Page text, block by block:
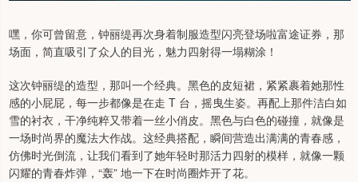
嘿，你可曾留意，钟丽缇再次身着制服造型闪亮登场啦富途证券，那
场面，简直吸引了众人的目光，魅力四射得一塌糊涂！
这次钟丽缇的造型，那叫一个经典。黑色的皮短裙，紧紧裹着她那性
感的小屁屁，每一步都像是在走 T 台，摇曳生姿。再配上那件洁白如
雪的衬衣，干净纯粹又带着一丝小俏皮。黑色与白色的碰撞，就像是
一场时尚界的魔法大作战。这经典搭配，瞬间营造出满满的青春感，
仿佛时光倒流，让我们看到了她年轻时那活力四射的模样，就像一颗
闪耀的青春炸弹，“轰” 地一下在时尚圈炸开了花。